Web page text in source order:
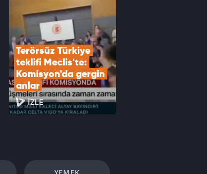
Terörsüz Türkiye
teklifi Meclis'te:
Komisyon'da gergin
anlar
İZLE